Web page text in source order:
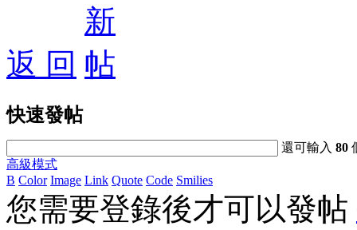
返 回
快速發帖
還可輸入80
高級模式
B Color Image Link Quote Code Smilies
您需要登錄後才可以發帖